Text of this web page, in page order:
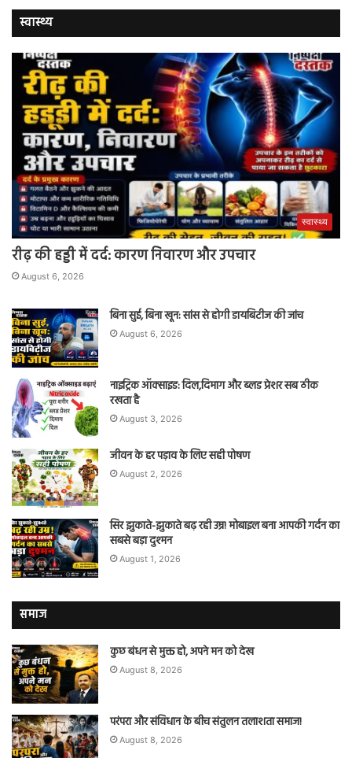
स्वास्थ्य
स्वास्थ्य
रीढ़ की हड्डी में दर्द: कारण निवारण और उपचार
August 6, 2026
बिना सुई, बिना खून: सांस से होगी डायबिटीज की जांच
August 6, 2026
नाइट्रिक ऑक्साइड: दिल,दिमाग और ब्लड प्रेशर सब ठीक
रखता है
August 3, 2026
जीवन के हर पड़ाव के लिए सही पोषण
August 2, 2026
सिर झुकाते-झुकाते बढ़ रही उम्र! मोबाइल बना आपकी गर्दन का
सबसे बड़ा दुश्मन
August 1, 2026
समाज
कुछ बंधन से मुक्त हो, अपने मन को देख
August 8, 2026
परंपरा और संविधान के बीच संतुलन तलाशता समाज!
August 8, 2026